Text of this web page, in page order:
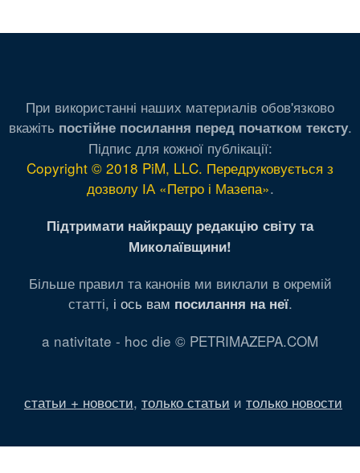
При використанні наших материалів обов'язково
вкажіть постійне посилання перед початком тексту.
Підпис для кожної публікації:
Copyright © 2018 PiM, LLC. Передруковується з
дозволу ІА «Петро і Мазепа».
Підтримати найкращу редакцію світу та
Миколаївщини!
Більше правил та канонів ми виклали в окремій
статті, і ось вам посилання на неї.
a nativitate - hoc die © PETRIMAZEPA.COM
статьи + новости, только статьи и только новости